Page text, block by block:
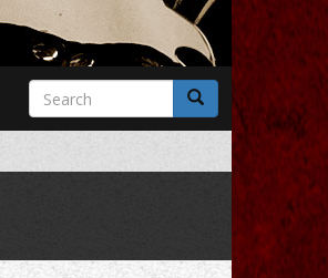
Search
form
Search